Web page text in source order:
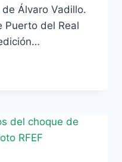
Álvaro Vadillo.
Puerto del Real